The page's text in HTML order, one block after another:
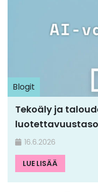
Blogit
Tekoäly ja
luotettavuustaso
16.6.2026
LUE LISÄÄ